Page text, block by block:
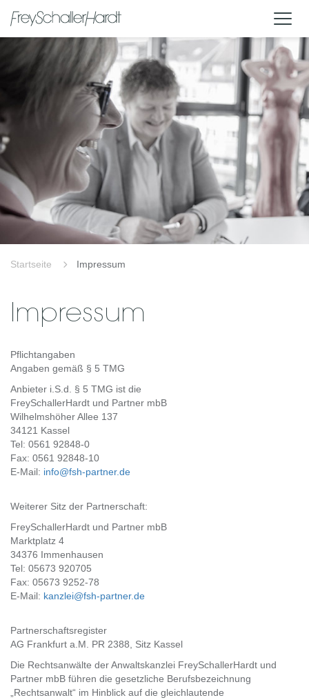
Startseite Impressum
Impressum
Pflichtangaben
Angaben gemäß § 5 TMG
Anbieter i.S.d. § 5 TMG ist die
FreySchallerHardt und Partner mbB
Wilhelmshöher Allee 137
34121 Kassel
Tel: 0561 92848-0
Fax: 0561 92848-10
E-Mail: info@fsh-partner.de
Weiterer Sitz der Partnerschaft:
FreySchallerHardt und Partner mbB
Marktplatz 4
34376 Immenhausen
Tel: 05673 920705
Fax: 05673 9252-78
E-Mail: kanzlei@fsh-partner.de
Partnerschaftsregister
AG Frankfurt a.M. PR 2388, Sitz Kassel
Die Rechtsanwälte der Anwaltskanzlei FreySchallerHardt und
Partner mbB führen die gesetzliche Berufsbezeichnung
„Rechtsanwalt“ im Hinblick auf die gleichlautende